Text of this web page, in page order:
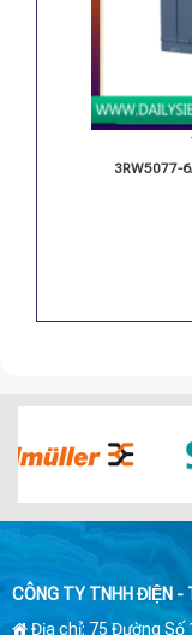
3RW5077-
CÔNG TY TNHH ĐIỆN -
Địa chỉ: 75 Đường Số